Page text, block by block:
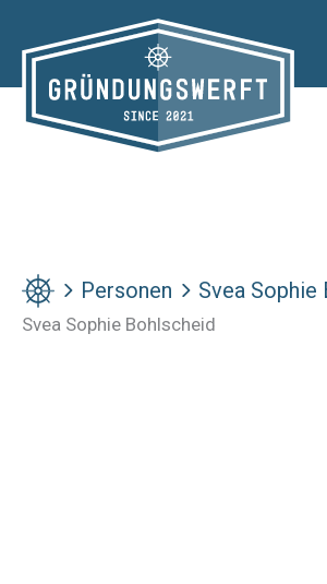
Inhalt
springen
Personen Svea Sophie
Svea Sophie Bohlscheid